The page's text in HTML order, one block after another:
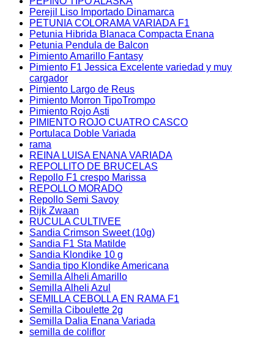
Perejil Liso Importado Dinamarca
PETUNIA COLORAMA VARIADA F1
Petunia Hibrida Blanaca Compacta Enana
Petunia Pendula de Balcon
Pimiento Amarillo Fantasy
Pimiento F1 Jessica Excelente variedad y muy
cargador
Pimiento Largo de Reus
Pimiento Morron TipoTrompo
Pimiento Rojo Asti
PIMIENTO ROJO CUATRO CASCO
Portulaca Doble Variada
rama
REINA LUISA ENANA VARIADA
REPOLLITO DE BRUCELAS
Repollo F1 crespo Marissa
REPOLLO MORADO
Repollo Semi Savoy
Rijk Zwaan
RUCULA CULTIVEE
Sandia Crimson Sweet (10g)
Sandia F1 Sta Matilde
Sandia Klondike 10 g
Sandia tipo Klondike Americana
Semilla Alheli Amarillo
Semilla Alheli Azul
SEMILLA CEBOLLA EN RAMA F1
Semilla Ciboulette 2g
Semilla Dalia Enana Variada
semilla de coliflor